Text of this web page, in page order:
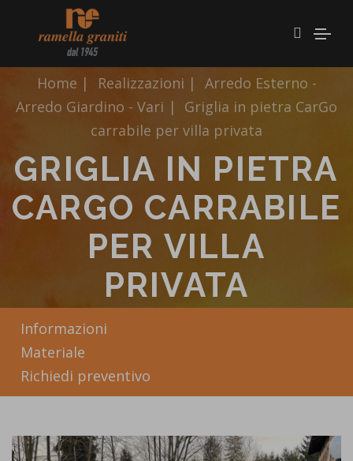
Home | Realizzazioni |
Arredo Esterno -
Arredo Giardino - Vari |
Griglia in pietra CarGo
carrabile per villa privata
GRIGLIA IN PIETRA
CARGO CARRABILE
PER VILLA
PRIVATA
Informazioni
Materiale
Richiedi preventivo